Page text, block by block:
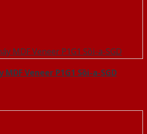
MDF Veneer P1G1 Sồi-a-SGD